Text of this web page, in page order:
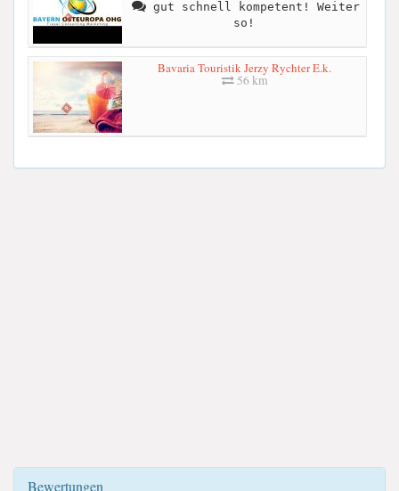
gut schnell kompetent! Weiter
so!
Bavaria Touristik Jerzy Rychter E.k.
56 km
Bewertungen